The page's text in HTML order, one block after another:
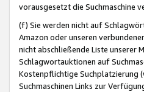
vorausgesetzt die Suchmaschine
(f) Sie werden nicht auf
Amazon oder unseren
nicht abschließende Liste unserer
Schlagwortauktionen auf
Kostenpflichtige Suchplatzierung
Suchmaschinen Links zur